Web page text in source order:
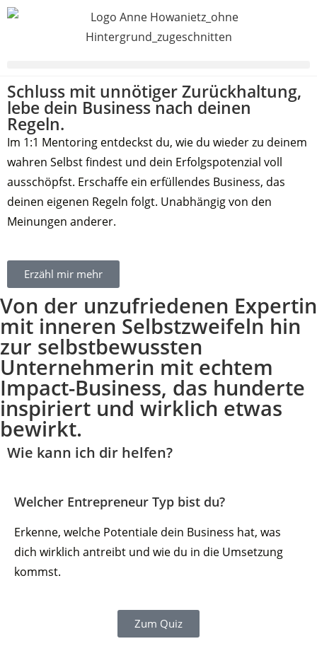
Schluss mit unnötiger Zurückhaltung,
lebe dein Business nach deinen
Regeln.
Im 1:1 Mentoring entdeckst du, wie du wieder zu deinem
wahren Selbst findest und dein Erfolgspotenzial voll
ausschöpfst. Erschaffe ein erfüllendes Business, das
deinen eigenen Regeln folgt. Unabhängig von den
Meinungen anderer.
Erzähl mir mehr
Von der unzufriedenen Expertin
mit inneren Selbstzweifeln hin
zur selbstbewussten
Unternehmerin mit echtem
Impact-Business, das hunderte
inspiriert und wirklich etwas
bewirkt.
Wie kann ich dir helfen?
Welcher Entrepreneur Typ bist du?
Erkenne, welche Potentiale dein Business hat, was
dich wirklich antreibt und wie du in die Umsetzung
kommst.
Zum Quiz